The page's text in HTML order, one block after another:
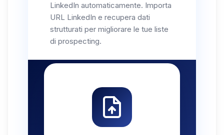
LinkedIn automaticamente. Importa
URL LinkedIn e recupera dati
strutturati per migliorare le tue liste
di prospecting.